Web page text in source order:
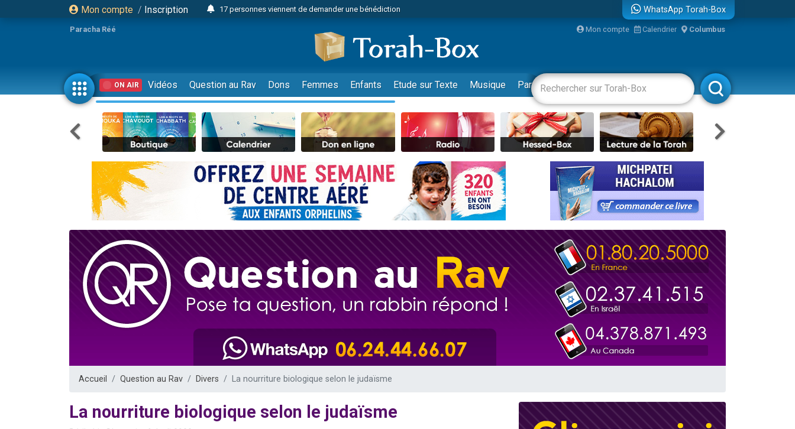
Mon compte / Inscription
17 personnes viennent de demander une bénédiction
23 personnes viennent de faire un don pour Diane, 80 ans, dans un appartement insalubre
Eva vient de donner son Maasser
4 personnes viennent de nous rejoindre sur WhatsApp
3 personnes viennent de nous rejoindre sur WhatsApp
Odaya vient de donner son Maasser
3 personnes viennent de faire un don pour 5 jours de vacances aux Orphelins
2 personnes viennent de nous rejoindre sur WhatsApp
13 personnes viennent de demander une bénédiction
Il reste 49 places pour étudier en groupe sur Zoom
30 personnes viennent de faire un don pour Sauvez la jambe de Yohan
12 nouvelles musiques dans Torah-Box Music
3 personnes viennent de nous rejoindre sur WhatsApp
2 personnes viennent de nous rejoindre sur WhatsApp
3 personnes viennent de nous rejoindre sur WhatsApp
8 personnes viennent de faire un don pour Tsédaka : pauvres d'Israel
Nouvelle émission radio : Visions de grandeur n°104 : Le Chabbath et le Birkat Hamazone à travers le temps
4 personnes viennent de nous rejoindre sur WhatsApp
WhatsApp Torah-Box
Paracha Réé Mon compte Calendrier Columbus
ON AIR Vidéos Question au Rav Dons Femmes Enfants Etude sur Texte Musique Paracha Divertissements Livres Rabbanim
Accueil Question au Rav Divers La nourriture biologique selon le judaïsme
La nourriture biologique selon le judaïsme